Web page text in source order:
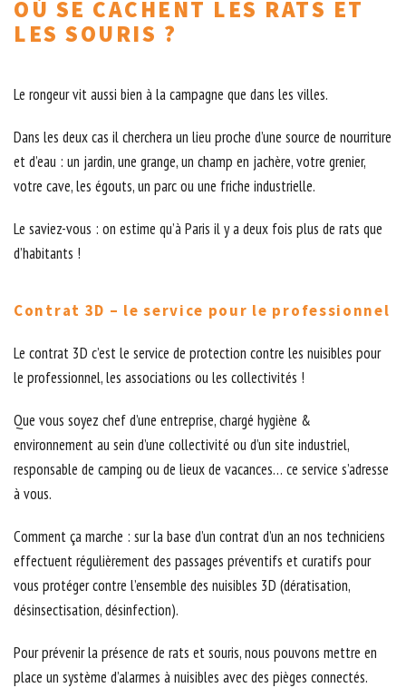
OÙ SE CACHENT LES RATS ET
LES SOURIS ?
Le rongeur vit aussi bien à la campagne que dans les villes.
Dans les deux cas il cherchera un lieu proche d’une source de nourriture
et d’eau : un jardin, une grange, un champ en jachère, votre grenier,
votre cave, les égouts, un parc ou une friche industrielle.
Le saviez-vous : on estime qu’à Paris il y a deux fois plus de rats que
d’habitants !
Contrat 3D – le service pour le professionnel
Le contrat 3D c’est le service de protection contre les nuisibles pour
le professionnel, les associations ou les collectivités !
Que vous soyez chef d’une entreprise, chargé hygiène &
environnement au sein d’une collectivité ou d’un site industriel,
responsable de camping ou de lieux de vacances… ce service s’adresse
à vous.
Comment ça marche : sur la base d’un contrat d’un an nos techniciens
effectuent régulièrement des passages préventifs et curatifs pour
vous protéger contre l’ensemble des nuisibles 3D (dératisation,
désinsectisation, désinfection).
Pour prévenir la présence de rats et souris, nous pouvons mettre en
place un système d’alarmes à nuisibles avec des pièges connectés.